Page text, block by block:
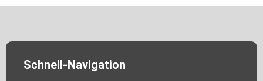
Schnell-Navigation